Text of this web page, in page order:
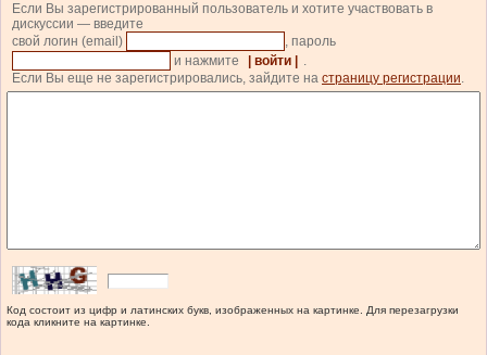
Если Вы зарегистрированный пользователь и хотите участвовать в
дискуссии — введите
свой логин (email)
, пароль
и нажмите
| войти |
.
Если Вы еще не зарегистрировались, зайдите на страницу регистрации.
Код состоит из цифр и латинских букв, изображенных на картинке. Для перезагрузки
кода кликните на картинке.